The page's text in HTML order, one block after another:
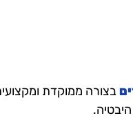
בצורה ממוקדת